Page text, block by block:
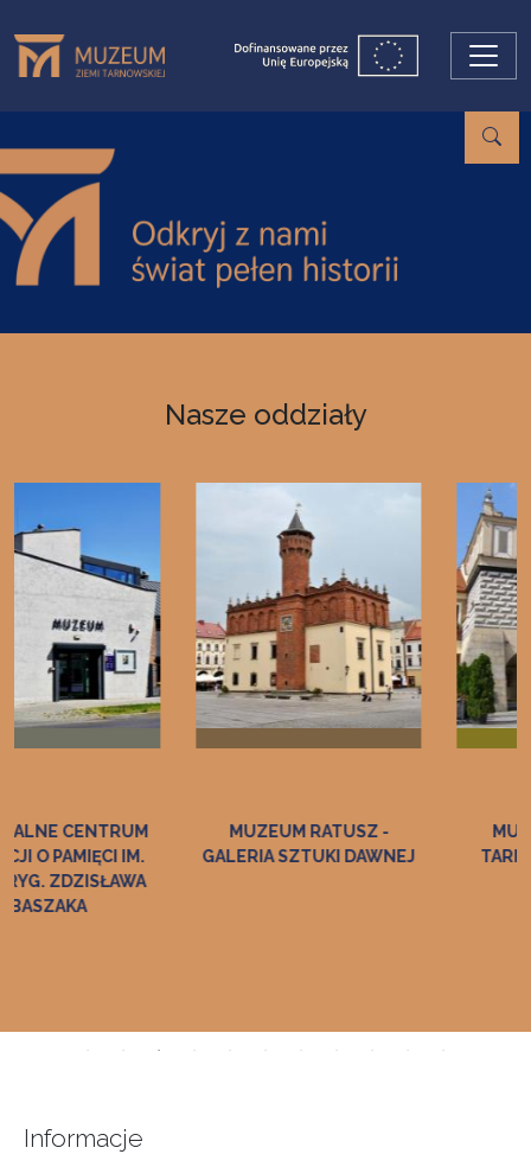
Nasze oddziały
MUZEUM RATUSZ -
GALERIA SZTUKI DAWNEJ
MUZEUM HISTORII
TARNOWA I REGIONU
Informacje